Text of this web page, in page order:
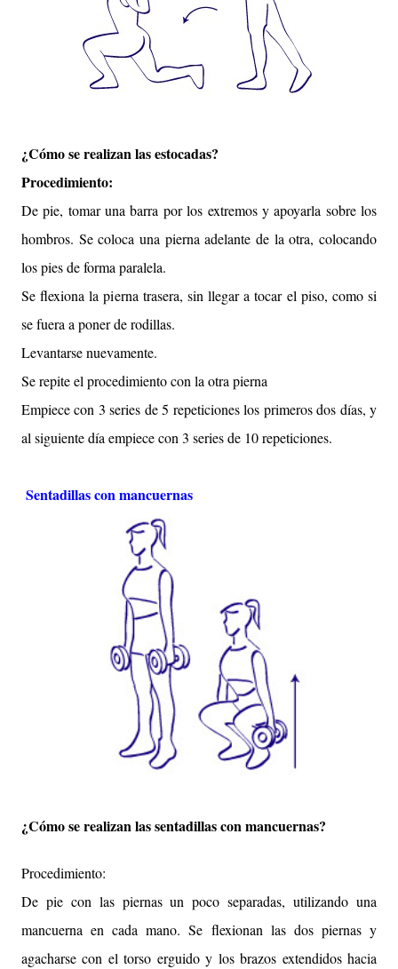
¿Cómo se realizan las estocadas?
Procedimiento:
De pie, tomar una barra por los extremos y apoyarla sobre los
hombros. Se coloca una pierna adelante de la otra, colocando
los pies de forma paralela.
Se flexiona la pierna trasera, sin llegar a tocar el piso, como si
se fuera a poner de rodillas.
Levantarse nuevamente.
Se repite el procedimiento con la otra pierna
Empiece con 3 series de 5 repeticiones los primeros dos días, y
al siguiente día empiece con 3 series de 10 repeticiones.
Sentadillas con mancuernas
¿Cómo se realizan las sentadillas con mancuernas?
Procedimiento:
De pie con las piernas un poco separadas, utilizando una
mancuerna en cada mano. Se flexionan las dos piernas y
agacharse con el torso erguido y los brazos extendidos hacia